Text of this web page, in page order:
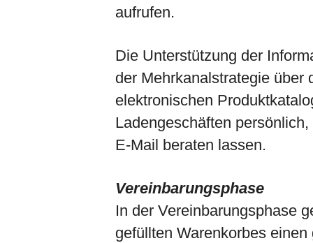
aufrufen.
Die Unterstützung der
der Mehrkanalstrategie über
elektronischen
Ladengeschäften
E-Mail beraten lassen.
Vereinbarungsphase
In der Vereinbarungsphase
gefüllten Warenkorbes